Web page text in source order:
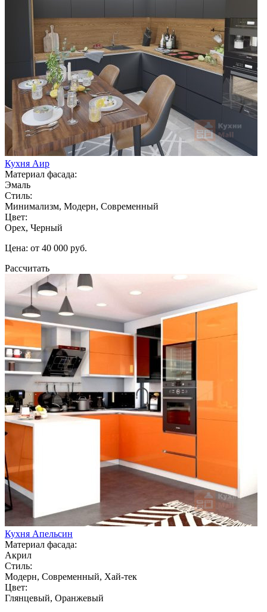
Кухня Аир
Материал фасада:
Эмаль
Стиль:
Минимализм, Модерн, Современный
Цвет:
Орех, Черный
Цена: от 40 000 руб.
Рассчитать
Кухня Апельсин
Материал фасада:
Акрил
Стиль:
Модерн, Современный, Хай-тек
Цвет:
Глянцевый, Оранжевый